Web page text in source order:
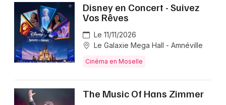
Disney en Concert - Suivez
Vos Rêves
Le 11/11/2026
Le Galaxie Mega Hall - Amnéville
Cinéma en Moselle
The Music Of Hans Zimmer